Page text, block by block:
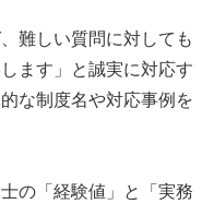
難しい質問に対しても
ます」と誠実に対応す
な制度名や対応事例を
の「経験値」と「実務